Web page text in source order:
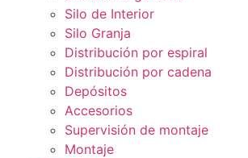
Silo de Interior
Silo Granja
Distribución por espiral
Distribución por cadena
Depósitos
Accesorios
Supervisión de montaje
Montaje